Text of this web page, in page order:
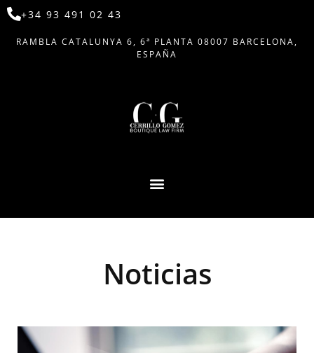
+34 93 491 02 43
RAMBLA CATALUNYA 6, 6ª PLANTA 08007 BARCELONA,
ESPAÑA
Noticias